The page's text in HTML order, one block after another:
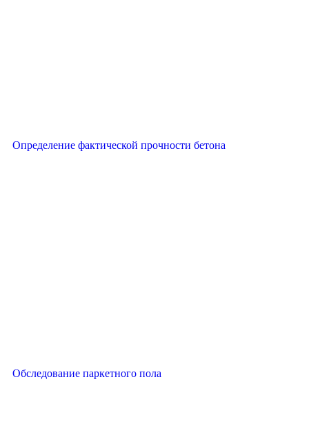
Определение фактической прочности бетона
Обследование паркетного пола